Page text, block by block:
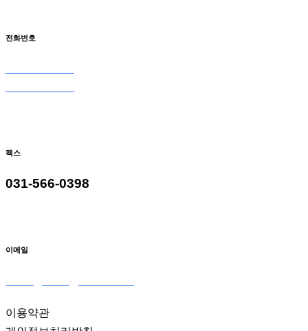
전화번호
팩스
031-566-0398
이메일
이용약관